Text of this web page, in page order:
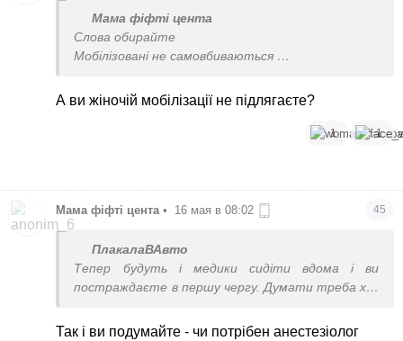
Мама фіфті цента
Слова обирайте
Мобілізовані не самовбиваються
Жіночої мобілізації , потім самовбєтеся
А ви жіночій мобілізації не підлягаєте?
1 1
Мама фіфті цента • 16 мая в 08:02 45
ПлакалаВАвто
Тепер будуть і медики сидіти вдома і ви
постраждаєте в першу чергу. Думати треба хоч
Так і ви подумайте - чи потрібен анестезіолог